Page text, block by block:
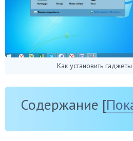
Как установить
Содержание [